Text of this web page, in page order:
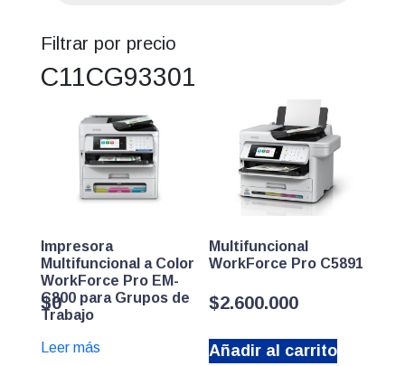
Filtrar por precio
C11CG93301
Impresora
Multifuncional a Color
WorkForce Pro EM-
C800 para Grupos de
Trabajo
$0
Leer más
Multifuncional
WorkForce Pro C5891
$2.600.000
Añadir al carrito